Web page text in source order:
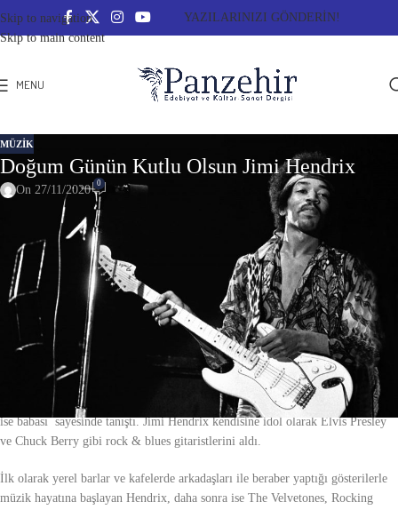
Skip to navigation
Skip to main content
YAZILARINIZI GÖNDERİN!
MENU
MÜZIK
Doğum Günün Kutlu Olsun Jimi Hendrix
On 27/11/2020 0
Jimi Hendrix – doğum adıyla Johnny Allen Hendrix – (1942-1970)
Rock müzik tarihinin en büyük gitaristi olarak gösterilen Amerika’lı gitarist,
şarkıcı, söz yazarı ve bir kuşağın simgesi olmuş Jimi Hendrix, 27 Kasım
1942’de Seatle’da doğdu. Monterey Pop Festivali ve bir kuşağı derinden
etkilemiş olan efsanevi Woodstock Festivali’nin gözdesi olan Hendrix, 2003
yılında Rock müzik dergisi Rolling Stone tarafından tüm zamanların en iyi
gitaristi seçildi.
Hendrix ilk klasik gitarını 14 yaşındayken edindi. 16 yaşındayken annesini de
kaybeden Hendrix’i dünyaya bağlayan tek nesne bu gitarıydı. Elektro gitarla
ise babası sayesinde tanıştı. Jimi Hendrix kendisine idol olarak Elvis Presley
ve Chuck Berry gibi rock & blues gitaristlerini aldı.
İlk olarak yerel barlar ve kafelerde arkadaşları ile beraber yaptığı gösterilerle
müzik hayatına başlayan Hendrix, daha sonra ise The Velvetones, Rocking